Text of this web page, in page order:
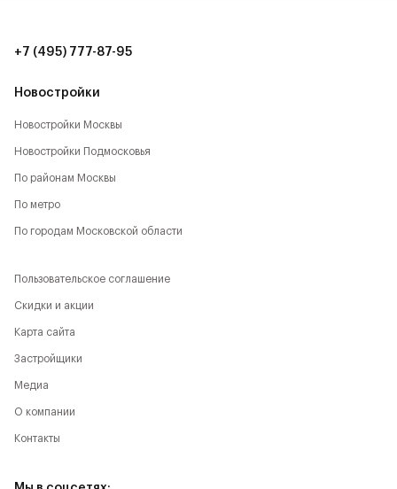
Новостройки
Новостройки Москвы
Новостройки Подмосковья
По районам Москвы
По метро
По городам Московской области
+7 (495) 777-87-95
Пользовательское соглашение
Скидки и акции
Карта сайта
Застройщики
Медиа
О компании
Контакты